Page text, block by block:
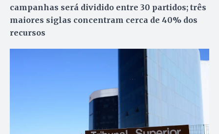
campanhas será dividido entre 30 partidos; três
maiores siglas concentram cerca de 40% dos
recursos